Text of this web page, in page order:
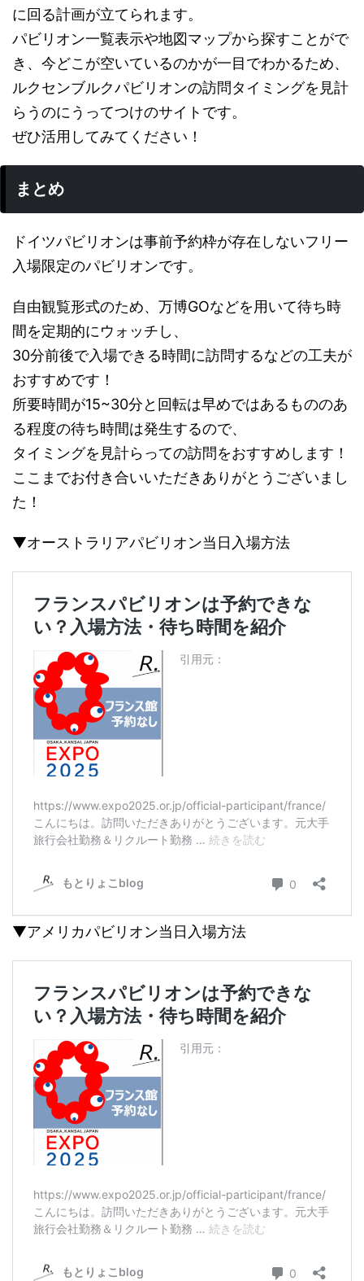
に回る計画が立てられます。
パビリオン一覧表示や地図マップから探すことがで
き、今どこが空いているのかが一目でわかるため、
ルクセンブルクパビリオンの訪問タイミングを見計
らうのにうってつけのサイトです。
ぜひ活用してみてください！
まとめ
ドイツパビリオンは事前予約枠が存在しないフリー
入場限定のパビリオンです。
自由観覧形式のため、万博GOなどを用いて待ち時
間を定期的にウォッチし、
30分前後で入場できる時間に訪問するなどの工夫が
おすすめです！
所要時間が15~30分と回転は早めではあるもののあ
る程度の待ち時間は発生するので、
タイミングを見計らっての訪問をおすすめします！
ここまでお付き合いいただきありがとうございまし
た！
▼オーストラリアパビリオン当日入場方法
▼アメリカパビリオン当日入場方法